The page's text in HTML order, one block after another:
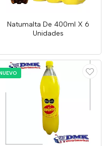
Natumalta De 400ml X 6
Unidades